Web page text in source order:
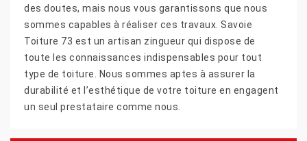
des doutes, mais nous vous garantissons que nous
sommes capables à réaliser ces travaux. Savoie
Toiture 73 est un artisan zingueur qui dispose de
toute les connaissances indispensables pour tout
type de toiture. Nous sommes aptes à assurer la
durabilité et l’esthétique de votre toiture en engagent
un seul prestataire comme nous.